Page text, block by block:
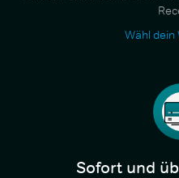
Wähl dein
Sofort und